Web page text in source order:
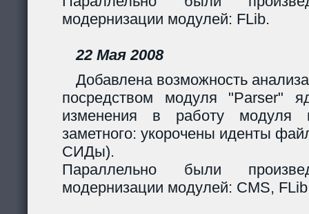
модернизации модулей: FLib.
22 Мая 2008
Добавлена возможность
посредством модуля "Parser"
изменения в работу модуля
заметного: укорочены иденты
СИДы).
Параллельно были
модернизации модулей: CMS,